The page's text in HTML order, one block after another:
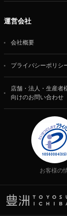
運営会社
会社概要
プライバシーポリシ
店舗・法人・生産者
向けのお問い合わせ
お客様の